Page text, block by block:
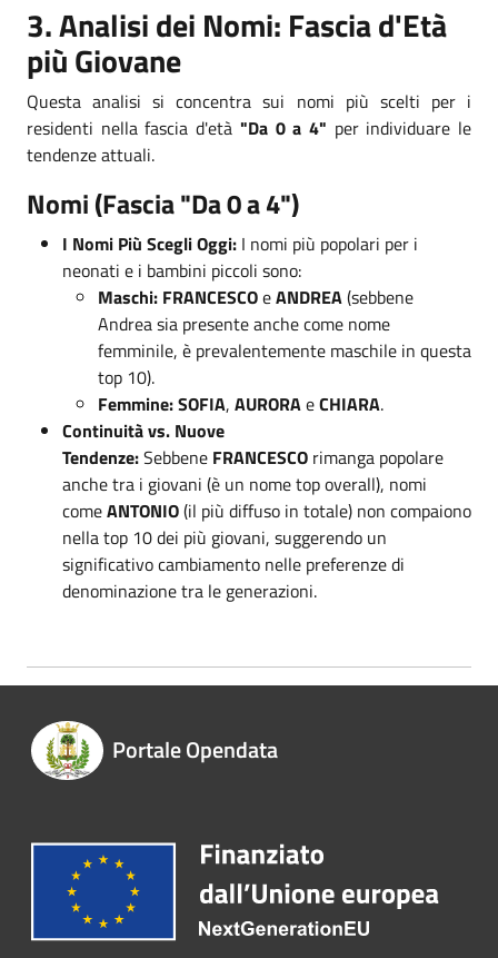
3. Analisi dei Nomi: Fascia d'Età
più Giovane
Questa analisi si concentra sui nomi più scelti per i
residenti nella fascia d'età "Da 0 a 4" per individuare le
tendenze attuali.
Nomi (Fascia "Da 0 a 4")
I Nomi Più Scegli Oggi: I nomi più popolari per i
neonati e i bambini piccoli sono:
Maschi: FRANCESCOeANDREA(sebbene
Andrea sia presente anche come nome
femminile, è prevalentemente maschile in questa
top 10).
Femmine:SOFIA, AURORAeCHIARA.
Continuità vs. Nuove
Tendenze:Sebbene FRANCESCO rimanga popolare
anche tra i giovani (è un nome top overall), nomi
comeANTONIO(il più diffuso in totale) non compaiono
nella top 10 dei più giovani, suggerendo un
significativo cambiamento nelle preferenze di
denominazione tra le generazioni.
Portale Opendata